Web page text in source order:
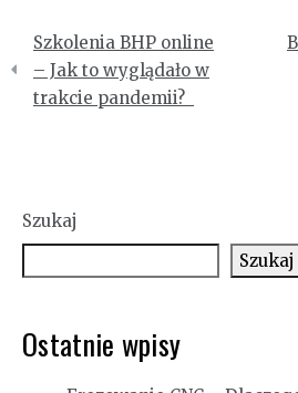
Nawigacja
wpisu
Szkolenia BHP online
– Jak to wyglądało w
trakcie pandemii?
Szukaj
Szukaj
Ostatnie wpisy